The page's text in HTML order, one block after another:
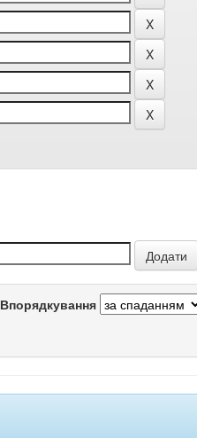
Впорядкування